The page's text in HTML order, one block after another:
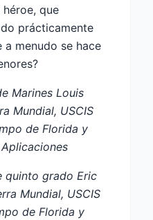
héroe, que
prácticamente
menudo se hace
Marines Louis
Mundial, USCIS
de Florida y
quinto grado Eric
Mundial, USCIS
de Florida y